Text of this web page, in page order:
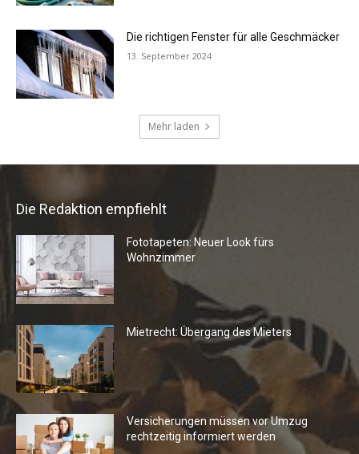
Die Redaktion empfiehlt
Fototapeten: Neuer Look fürs
Wohnzimmer
Mietrecht: Übergang des Mieters
Versicherungen müssen vor Umzug
rechtzeitig informiert werden